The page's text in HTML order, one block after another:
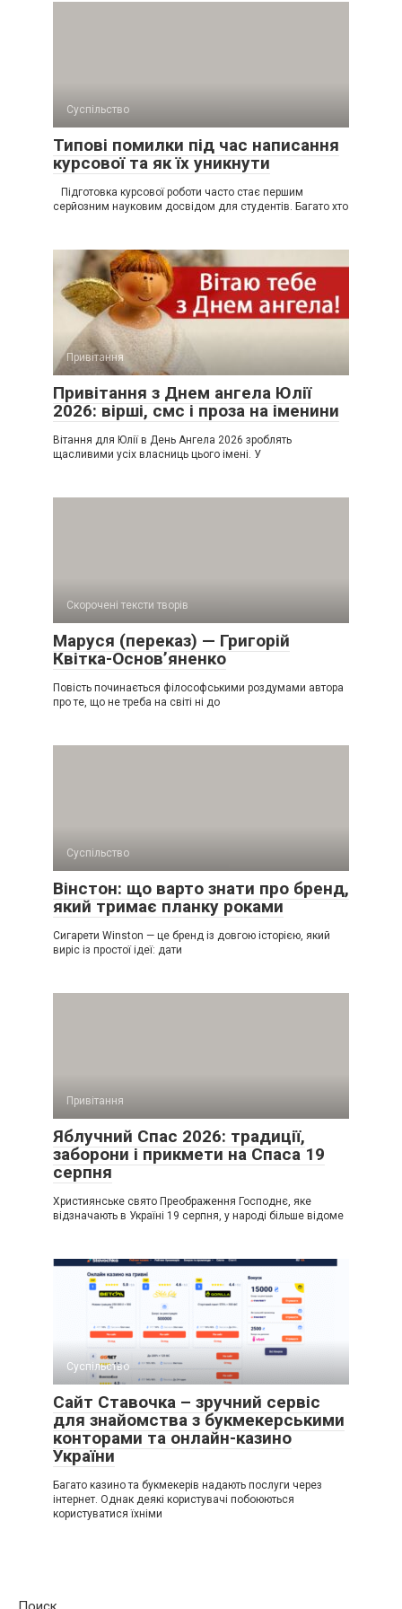
Суспільство
Типові помилки під час написання
курсової та як їх уникнути
Підготовка курсової роботи часто стає першим
серйозним науковим досвідом для студентів. Багато хто
Привітання
Привітання з Днем ангела Юлії
2026: вірші, смс і проза на іменини
Вітання для Юлії в День Ангела 2026 зроблять
щасливими усіх власниць цього імені. У
Скорочені тексти творів
Маруся (переказ) — Григорій
Квітка-Основ’яненко
Повість починається філософськими роздумами автора
про те, що не треба на світі ні до
Суспільство
Вінстон: що варто знати про бренд,
який тримає планку роками
Сигарети Winston — це бренд із довгою історією, який
виріс із простої ідеї: дати
Привітання
Яблучний Спас 2026: традиції,
заборони і прикмети на Спаса 19
серпня
Християнське свято Преображення Господнє, яке
відзначають в Україні 19 серпня, у народі більше відоме
Суспільство
Сайт Ставочка – зручний сервіс
для знайомства з букмекерськими
конторами та онлайн-казино
України
Багато казино та букмекерів надають послуги через
інтернет. Однак деякі користувачі побоюються
користуватися їхніми